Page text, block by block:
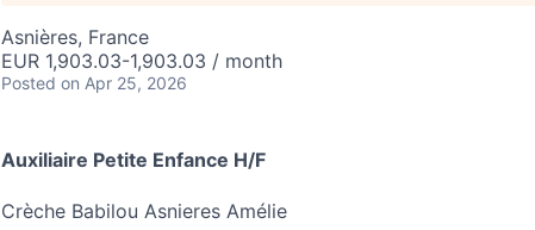
Asnières, France
EUR 1,903.03-1,903.03 / month
Posted on Apr 25, 2026
Auxiliaire Petite Enfance H/F
Crèche Babilou Asnieres Amélie